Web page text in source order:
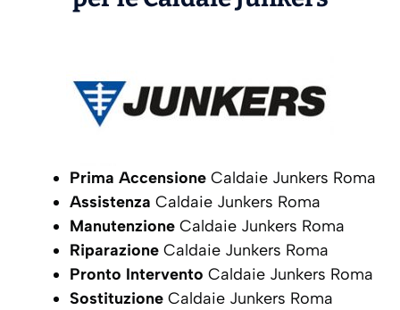
Prima Accensione Caldaie Junkers Roma
Assistenza Caldaie Junkers Roma
Manutenzione Caldaie Junkers Roma
Riparazione Caldaie Junkers Roma
Pronto Intervento Caldaie Junkers Roma
Sostituzione Caldaie Junkers Roma